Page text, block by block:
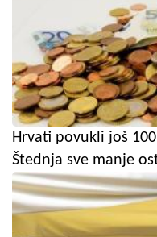
Hrvati povukli još
Štednja sve manje